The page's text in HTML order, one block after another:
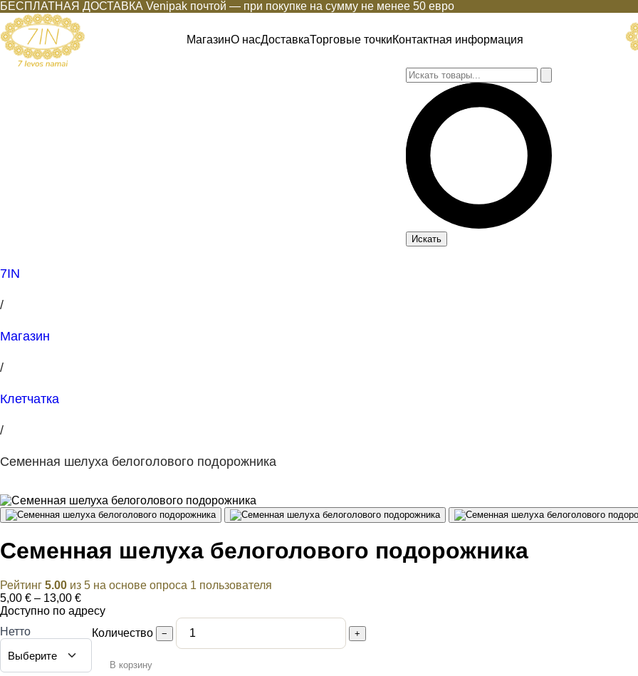
БЕСПЛАТНАЯ ДОСТАВКА Venipak почтой — при покупке на сумму не менее 50 евро
МагазинО насДоставкаТорговые точкиКонтактная информация
Искать
7IN
/
Магазин
/
Клетчатка
/
Семенная шелуха белоголового подорожника
Семенная шелуха белоголового подорожника
Рейтинг 5.00 из 5 на основе опроса 1 пользователя
5,00 € – 13,00 €Диапазон
цен:
–
Доступно по адресу
Нетто
Количество − +
В корзину